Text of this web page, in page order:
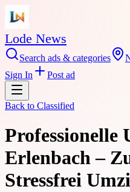
Lode News
Search ads & categories
Sign In
Post ad
Back to Classified
Professionelle
Erlenbach –
Stressfrei